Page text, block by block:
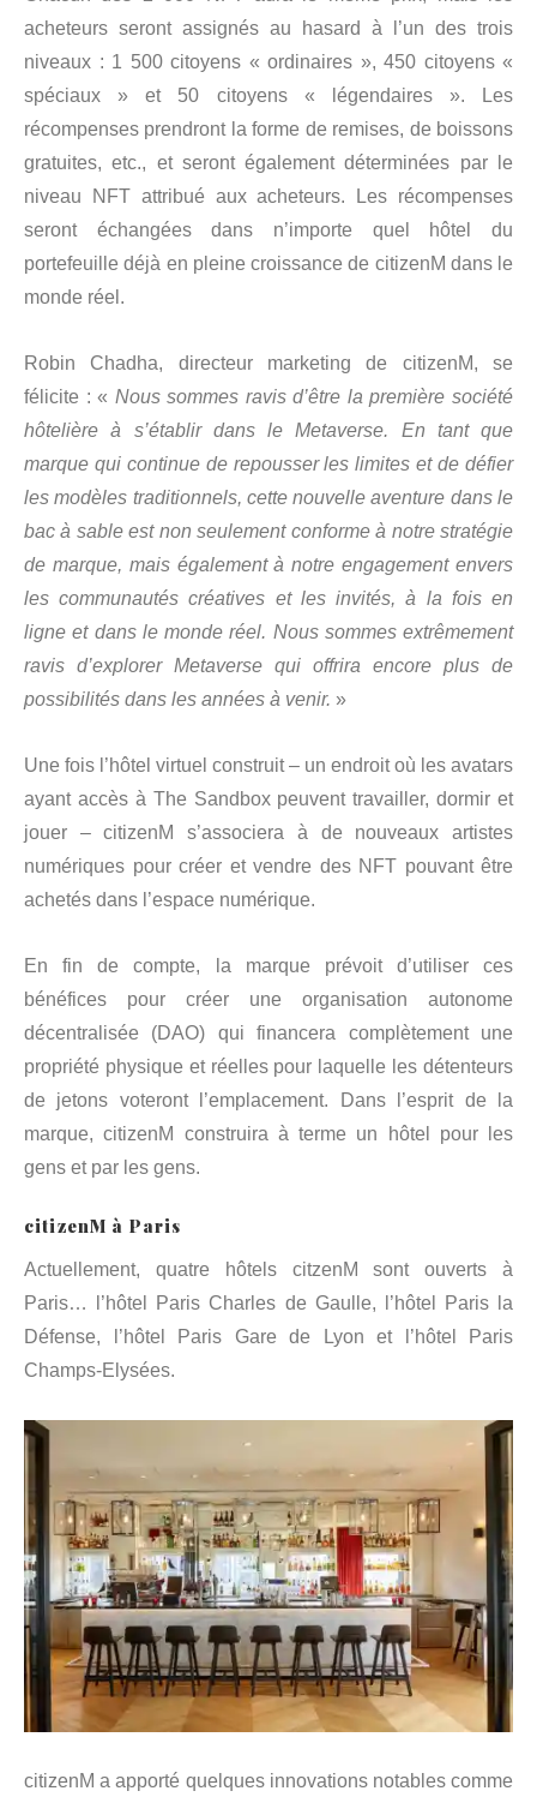
acheteurs seront assignés au hasard à l’un des trois
niveaux : 1 500 citoyens « ordinaires », 450 citoyens «
spéciaux » et 50 citoyens « légendaires ». Les
récompenses prendront la forme de remises, de boissons
gratuites, etc., et seront également déterminées par le
niveau NFT attribué aux acheteurs. Les récompenses
seront échangées dans n’importe quel hôtel du
portefeuille déjà en pleine croissance de citizenM dans le
monde réel.
Robin Chadha, directeur marketing de citizenM, se
félicite : « Nous sommes ravis d’être la première société
hôtelière à s’établir dans le Metaverse. En tant que
marque qui continue de repousser les limites et de défier
les modèles traditionnels, cette nouvelle aventure dans le
bac à sable est non seulement conforme à notre stratégie
de marque, mais également à notre engagement envers
les communautés créatives et les invités, à la fois en
ligne et dans le monde réel. Nous sommes extrêmement
ravis d’explorer Metaverse qui offrira encore plus de
possibilités dans les années à venir. »
Une fois l’hôtel virtuel construit – un endroit où les avatars
ayant accès à The Sandbox peuvent travailler, dormir et
jouer – citizenM s’associera à de nouveaux artistes
numériques pour créer et vendre des NFT pouvant être
achetés dans l’espace numérique.
En fin de compte, la marque prévoit d’utiliser ces
bénéfices pour créer une organisation autonome
décentralisée (DAO) qui financera complètement une
propriété physique et réelles pour laquelle les détenteurs
de jetons voteront l’emplacement. Dans l’esprit de la
marque, citizenM construira à terme un hôtel pour les
gens et par les gens.
citizenM à Paris
Actuellement, quatre hôtels citzenM sont ouverts à
Paris… l’hôtel Paris Charles de Gaulle, l’hôtel Paris la
Défense, l’hôtel Paris Gare de Lyon et l’hôtel Paris
Champs-Elysées.
citizenM a apporté quelques innovations notables comme